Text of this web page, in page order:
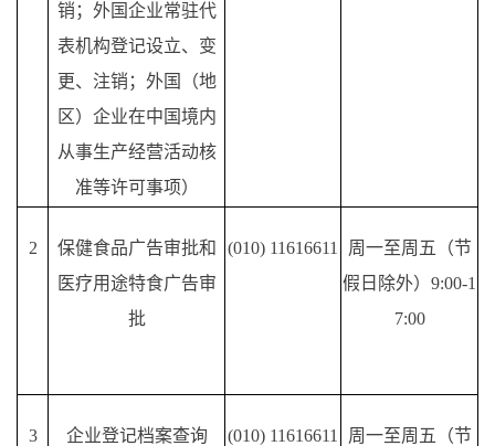
销；外国企业常驻代
表机构登记设立、变
更、注销；外国（地
区）企业在中国境内
从事生产经营活动核
准等许可事项）
2
保健食品广告审批和
医疗用途特食广告审
批
(010) 11616611
周一至周五（节
假日除外） 9:00-1
7:00
3
企业登记档案查询
(010) 11616611
周一至周五（节